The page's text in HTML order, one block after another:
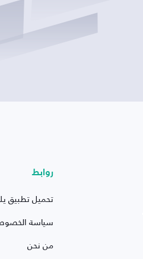
روابط
تحميل تطبيق
سياسة
من نحن